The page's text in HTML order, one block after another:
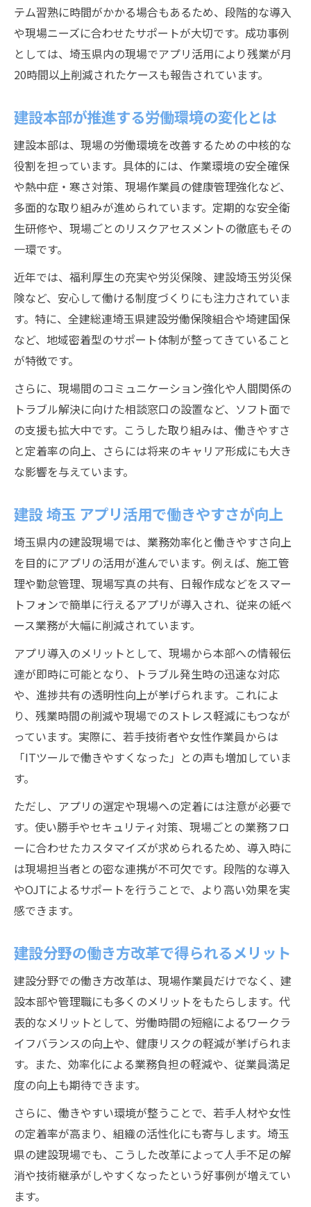
テム習熟に時間がかかる場合もあるため、段階的な導入
や現場ニーズに合わせたサポートが大切です。成功事例
としては、埼玉県内の現場でアプリ活用により残業が月
20時間以上削減されたケースも報告されています。
建設本部が推進する労働環境の変化とは
建設本部は、現場の労働環境を改善するための中核的な
役割を担っています。具体的には、作業環境の安全確保
や熱中症・寒さ対策、現場作業員の健康管理強化など、
多面的な取り組みが進められています。定期的な安全衛
生研修や、現場ごとのリスクアセスメントの徹底もその
一環です。
近年では、福利厚生の充実や労災保険、建設埼玉労災保
険など、安心して働ける制度づくりにも注力されていま
す。特に、全建総連埼玉県建設労働保険組合や埼建国保
など、地域密着型のサポート体制が整ってきていること
が特徴です。
さらに、現場間のコミュニケーション強化や人間関係の
トラブル解決に向けた相談窓口の設置など、ソフト面で
の支援も拡大中です。こうした取り組みは、働きやすさ
と定着率の向上、さらには将来のキャリア形成にも大き
な影響を与えています。
建設 埼玉 アプリ活用で働きやすさが向上
埼玉県内の建設現場では、業務効率化と働きやすさ向上
を目的にアプリの活用が進んでいます。例えば、施工管
理や勤怠管理、現場写真の共有、日報作成などをスマー
トフォンで簡単に行えるアプリが導入され、従来の紙ベ
ース業務が大幅に削減されています。
アプリ導入のメリットとして、現場から本部への情報伝
達が即時に可能となり、トラブル発生時の迅速な対応
や、進捗共有の透明性向上が挙げられます。これによ
り、残業時間の削減や現場でのストレス軽減にもつなが
っています。実際に、若手技術者や女性作業員からは
「ITツールで働きやすくなった」との声も増加していま
す。
ただし、アプリの選定や現場への定着には注意が必要で
す。使い勝手やセキュリティ対策、現場ごとの業務フロ
ーに合わせたカスタマイズが求められるため、導入時に
は現場担当者との密な連携が不可欠です。段階的な導入
やOJTによるサポートを行うことで、より高い効果を実
感できます。
建設分野の働き方改革で得られるメリット
建設分野での働き方改革は、現場作業員だけでなく、建
設本部や管理職にも多くのメリットをもたらします。代
表的なメリットとして、労働時間の短縮によるワークラ
イフバランスの向上や、健康リスクの軽減が挙げられま
す。また、効率化による業務負担の軽減や、従業員満足
度の向上も期待できます。
さらに、働きやすい環境が整うことで、若手人材や女性
の定着率が高まり、組織の活性化にも寄与します。埼玉
県の建設現場でも、こうした改革によって人手不足の解
消や技術継承がしやすくなったという好事例が増えてい
ます。